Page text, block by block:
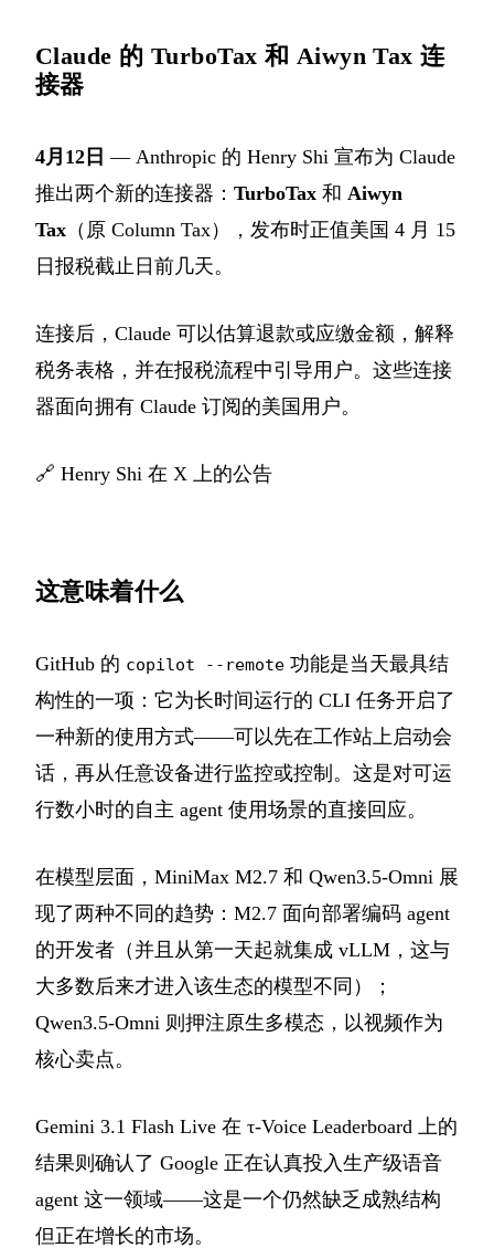
Claude 的 TurboTax 和 Aiwyn Tax 连
接器
4月12日 — Anthropic 的 Henry Shi 宣布为 Claude
推出两个新的连接器： TurboTax 和 Aiwyn
Tax （原 Column Tax），发布时正值美国 4 月 15
日报税截止日前几天。
连接后，Claude 可以估算退款或应缴金额，解释
税务表格，并在报税流程中引导用户。这些连接
器面向拥有 Claude 订阅的美国用户。
🔗 Henry Shi 在 X 上的公告
这意味着什么
GitHub 的 copilot --remote 功能是当天最具结
构性的一项：它为长时间运行的 CLI 任务开启了
一种新的使用方式——可以先在工作站上启动会
话，再从任意设备进行监控或控制。这是对可运
行数小时的自主 agent 使用场景的直接回应。
在模型层面，MiniMax M2.7 和 Qwen3.5-Omni 展
现了两种不同的趋势：M2.7 面向部署编码 agent
的开发者（并且从第一天起就集成 vLLM，这与
大多数后来才进入该生态的模型不同）；
Qwen3.5-Omni 则押注原生多模态，以视频作为
核心卖点。
Gemini 3.1 Flash Live 在 τ-Voice Leaderboard 上的
结果则确认了 Google 正在认真投入生产级语音
agent 这一领域——这是一个仍然缺乏成熟结构
但正在增长的市场。